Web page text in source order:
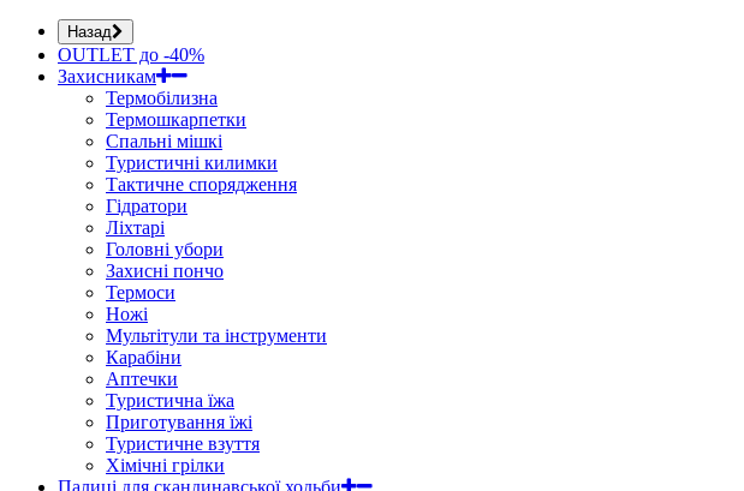
Назад
OUTLET до -40%
Захисникам
Термобілизна
Термошкарпетки
Спальні мішкі
Туристичні килимки
Тактичне спорядження
Гідратори
Ліхтарі
Головні убори
Захисні пончо
Термоси
Ножі
Мультітули та інструменти
Карабіни
Аптечки
Туристична їжа
Приготування їжі
Туристичне взуття
Хімічні грілки
Палиці для скандинавської ходьби